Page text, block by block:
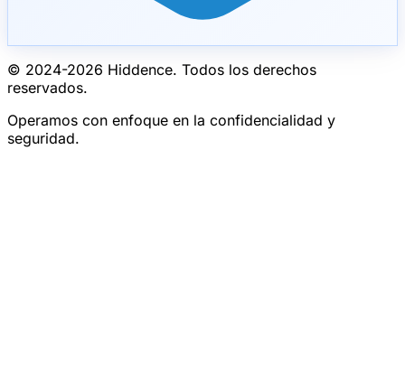
© 2024-2026 Hiddence. Todos los derechos
reservados.
Operamos con enfoque en la confidencialidad y
seguridad.